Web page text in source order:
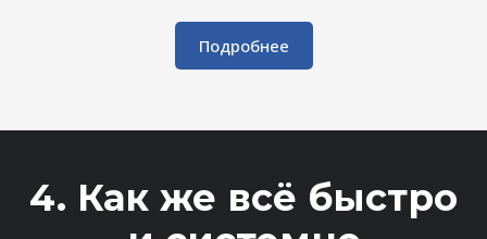
Подробнее
4. Как же всё быстро